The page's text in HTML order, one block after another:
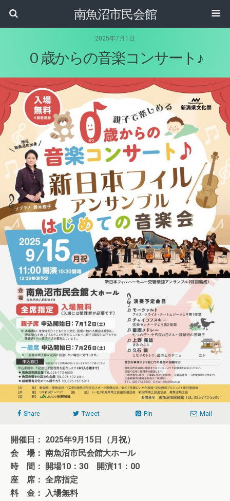
南魚沼市民会館
2025年7月1日
０歳からの音楽コンサート♪
Share Tweet Pin Mail
開催日： 2025年9月15日（月祝）
会 場： 南魚沼市民会館大ホール
時 間： 開場10：30 開演11：00
座 席： 全席指定
料 金： 入場無料